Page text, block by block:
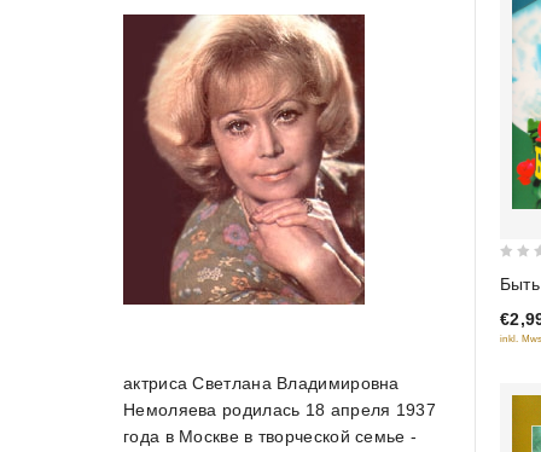
of
5
inkl.
актриса Светлана Владимировна
Немоляева родилась 18 апреля 1937
года в Москве в творческой семье -